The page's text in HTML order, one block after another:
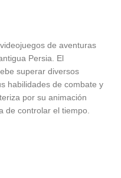
de aventuras
Persia. El
superar diversos
habilidades de combate y
por su animación
de controlar el tiempo.